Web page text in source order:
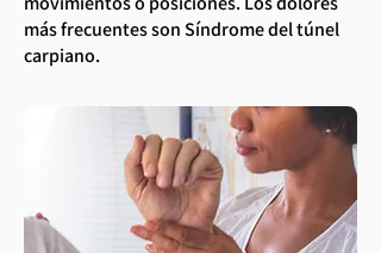
más frecuentes son Síndrome del túnel
carpiano.